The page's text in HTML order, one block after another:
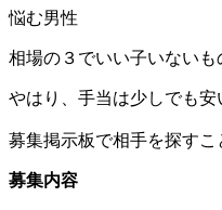
悩む男性
相場の３でいい子いないも
やはり、手当は少しでも安
募集掲示板で相手を探すこ
募集内容